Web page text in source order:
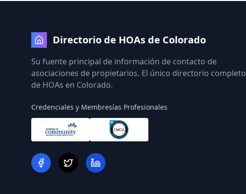
Directorio de HOAs de Colorado
Su fuente principal de información de contacto de
asociaciones de propietarios. El único directorio completo
de HOAs en Colorado.
Credenciales y Membresías Profesionales